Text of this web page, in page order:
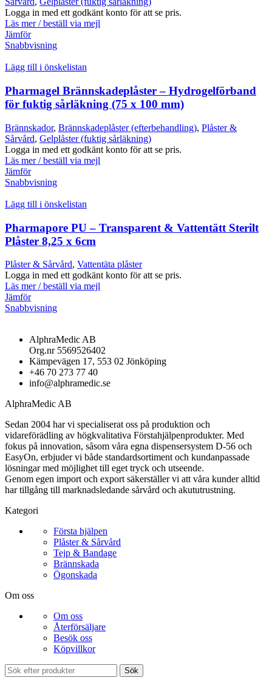
Logga in med ett godkänt konto för att se pris.
Läs mer / beställ via mejl
Jämför
Snabbvisning
Lägg till i önskelistan
Pharmagel Brännskadeplåster – Hydrogelförband
för fuktig sårläkning (75 x 100 mm)
Brännskador, Brännskadeplåster (efterbehandling), Plåster &
Sårvård, Gelplåster (fuktig sårläkning)
Logga in med ett godkänt konto för att se pris.
Läs mer / beställ via mejl
Jämför
Snabbvisning
Lägg till i önskelistan
Pharmapore PU – Transparent & Vattentätt Sterilt
Plåster 8,25 x 6cm
Plåster & Sårvård, Vattentäta plåster
Logga in med ett godkänt konto för att se pris.
Läs mer / beställ via mejl
Jämför
Snabbvisning
AlphraMedic AB
Org.nr 5569526402
Kämpevägen 17, 553 02 Jönköping
+46 70 273 77 40
info@alphramedic.se
AlphraMedic AB
Sedan 2004 har vi specialiserat oss på produktion och
vidareförädling av högkvalitativa Förstahjälpenprodukter. Med
fokus på innovation, såsom våra egna dispensersystem D-56 och
EasyOn, erbjuder vi både standardsortiment och kundanpassade
lösningar med möjlighet till eget tryck och utseende.
Genom egen import och export säkerställer vi att våra kunder alltid
har tillgång till marknadsledande sårvård och akututrustning.
Kategori
Första hjälpen
Plåster & Sårvård
Tejp & Bandage
Brännskada
Ögonskada
Om oss
Om oss
Återförsäljare
Besök oss
Köpvillkor
Sök